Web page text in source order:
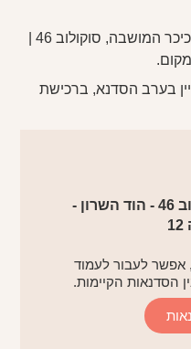
סטודיו של יין - סוקולוב 46 - הוד השרון -
לעבור לעמוד
הסדנאות הקיימות.
לרכישת יין בערב הסדנא, ברכישת